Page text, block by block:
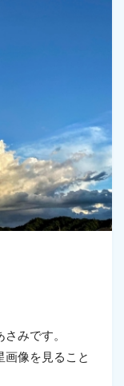
みです。
画像を見ること